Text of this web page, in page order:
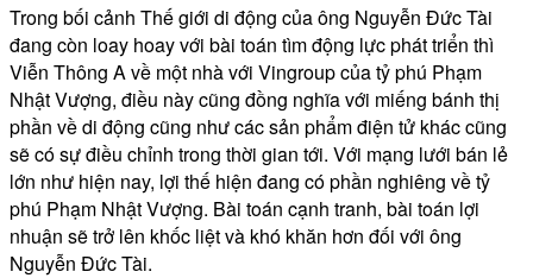
Trong bối cảnh Thế giới di động của ông Nguyễn Đức Tài
đang còn loay hoay với bài toán tìm động lực phát triển thì
Viễn Thông A về một nhà với Vingroup của tỷ phú Phạm
Nhật Vượng, điều này cũng đồng nghĩa với miếng bánh thị
phần về di động cũng như các sản phẩm điện tử khác cũng
sẽ có sự điều chỉnh trong thời gian tới. Với mạng lưới bán lẻ
lớn như hiện nay, lợi thế hiện đang có phần nghiêng về tỷ
phú Phạm Nhật Vượng. Bài toán cạnh tranh, bài toán lợi
nhuận sẽ trở lên khốc liệt và khó khăn hơn đối với ông
Nguyễn Đức Tài.